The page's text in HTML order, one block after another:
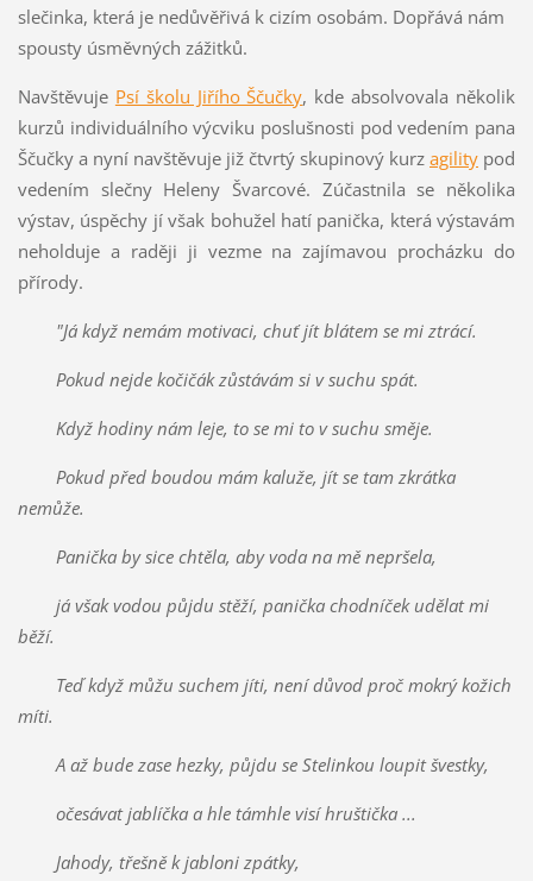
slečinka, která je nedůvěřivá k cizím osobám. Dopřává nám
spousty úsměvných zážitků.
Navštěvuje Psí školu Jiřího Ščučky, kde absolvovala několik
kurzů individuálního výcviku poslušnosti pod vedením pana
Ščučky a nyní navštěvuje již čtvrtý skupinový kurzagility pod
vedením slečny Heleny Švarcové. Zúčastnila se několika
výstav, úspěchy jí však bohužel hatí panička, která výstavám
neholduje a raději ji vezme na zajímavou procházku do
přírody.
"Já když nemám motivaci, chuť jít blátem se mi ztrácí.
Pokud nejde kočičák zůstávám si v suchu spát.
Když hodiny nám leje, to se mi to v suchu směje.
Pokud před boudou mám kaluže, jít se tam zkrátka
nemůže.
Panička by sice chtěla, aby voda na mě nepršela,
já však vodou půjdu stěží, panička chodníček udělat mi
běží.
Teď když můžu suchem jíti, není důvod proč mokrý kožich
míti.
A až bude zase hezky, půjdu se Stelinkou loupit švestky,
očesávat jablíčka a hle támhle visí hruštička ...
Jahody, třešně k jabloni zpátky,